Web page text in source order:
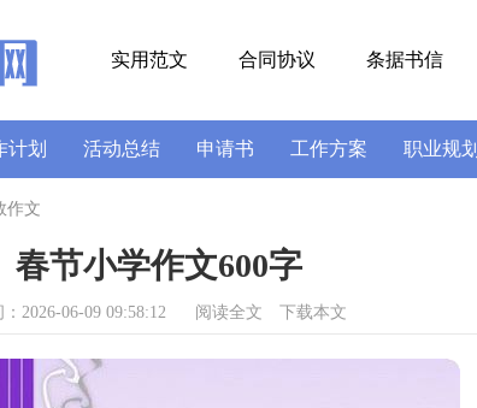
实用范文 合同协议 条据书信
计划 活动总结 申请书 工作方案 职业规划
通讯稿
作文
春节小学作文600字
：2026-06-09 09:58:12 阅读全文 下载本文